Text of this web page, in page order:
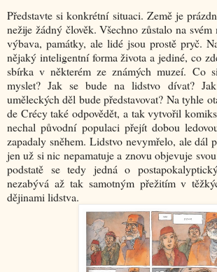
Představte si konkrétní situaci. Země je
nežije žádný člověk. Všechno zůstalo na
výbava, památky, ale lidé jsou prostě pryč.
nějaký inteligentní forma života a jediné, co
sbírka v některém ze známých muzeí. Co
myslet? Jak se bude na lidstvo dívat?
uměleckých děl bude představovat? Na tyhle
de Crécy také odpovědět, a tak vytvořil
nechal původní populaci přejít dobou
zapadaly sněhem. Lidstvo nevymřelo, ale dál
jen už si nic nepamatuje a znovu objevuje
podstatě se tedy jedná o
nezabývá až tak samotným přežitím v
dějinami lidstva.